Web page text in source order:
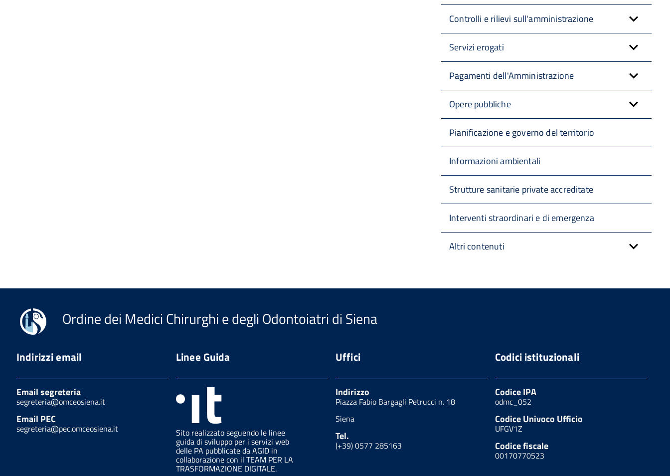
Controlli e rilievi sull'amministrazione
Servizi erogati
Pagamenti dell'Amministrazione
Opere pubbliche
Pianificazione e governo del territorio
Informazioni ambientali
Strutture sanitarie private accreditate
Interventi straordinari e di emergenza
Altri contenuti
Ordine dei Medici Chirurghi e degli Odontoiatri di Siena
Indirizzi email
Email segreteria
segreteria@omceosiena.it
Email PEC
segreteria@pec.omceosiena.it
Linee Guida
Sito realizzato seguendo le linee
guida di sviluppo per i servizi web
delle PA pubblicate da AGID in
collaborazione con il TEAM PER LA
TRASFORMAZIONE DIGITALE.
Uffici
Indirizzo
Piazza Fabio Bargagli Petrucci n. 18
Siena
Tel.
(+39) 0577 285163
Codici istituzionali
Codice IPA
odmc_052
Codice Univoco Ufficio
UFGV1Z
Codice fiscale
00170770523